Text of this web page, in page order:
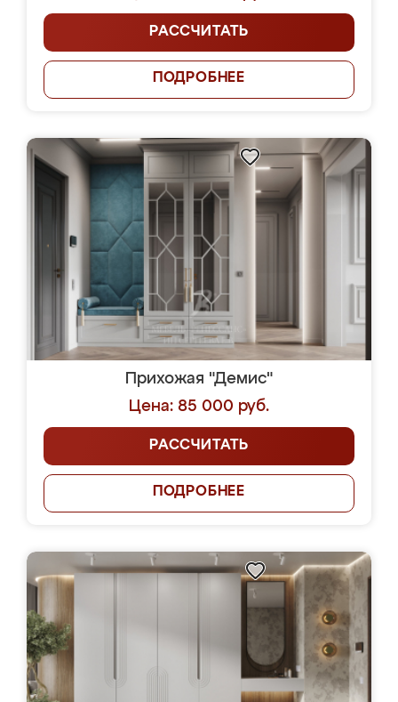
РАССЧИТАТЬ
ПОДРОБНЕЕ
Прихожая "Демис"
Цена: 85 000 руб.
РАССЧИТАТЬ
ПОДРОБНЕЕ